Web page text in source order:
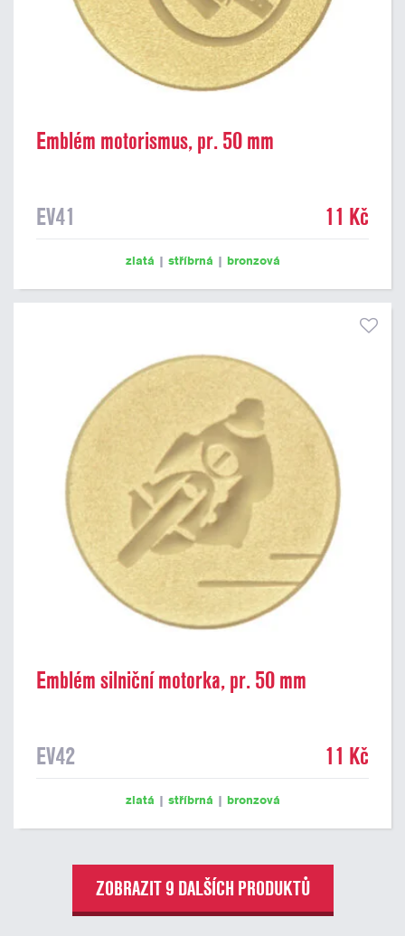
Emblém motorismus, pr. 50 mm
EV41 11 Kč
zlatá | stříbrná | bronzová
Emblém silniční motorka, pr. 50 mm
EV42 11 Kč
zlatá | stříbrná | bronzová
ZOBRAZIT 9 DALŠÍCH PRODUKTŮ